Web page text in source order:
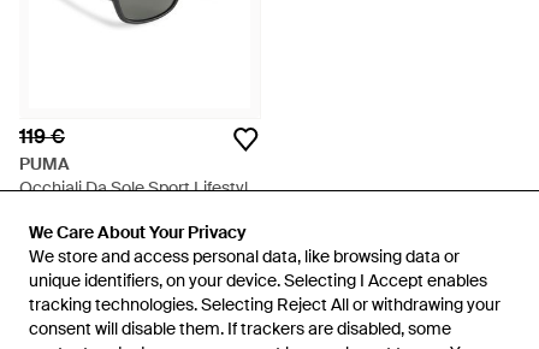
We Care About Your Privacy
We store and access personal data, like browsing data or
unique identifiers, on your device. Selecting I Accept enables
tracking technologies. Selecting Reject All or withdrawing your
consent will disable them. If trackers are disabled, some
We Care About Your Privacy
We store and access personal data, like browsing data or
unique identifiers, on your device. Selecting I Accept enables
tracking technologies. Selecting Reject All or withdrawing your
consent will disable them. If trackers are disabled, some
119 €
PUMA
Occhiali Da Sole Sport Lifestyle
ESAURITO